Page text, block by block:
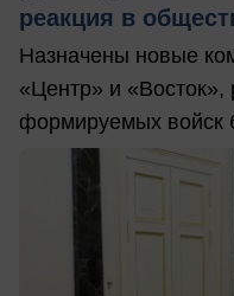
реакция в
Назначены новые
«Центр» и «Восток»,
формируемых войск